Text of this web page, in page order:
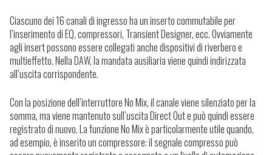
Ciascuno dei 16 canali di ingresso ha un inserto commutabile per
l’inserimento di EQ, compressori, Transient Designer, ecc.Ovviamente
agli insert possono essere collegati anche dispositivi di riverbero e
multieffetto. Nella DAW, la mandata ausiliaria viene quindi indirizzata
all’uscita corrispondente.
Con la posizione dell’interruttore No Mix, il canale viene silenziato per la
somma, ma viene mantenuto sull’uscita Direct Out e può quindi essere
registrato di nuovo.La funzione No Mix è particolarmente utile quando,
ad esempio, è inserito un compressore: il segnale compresso può